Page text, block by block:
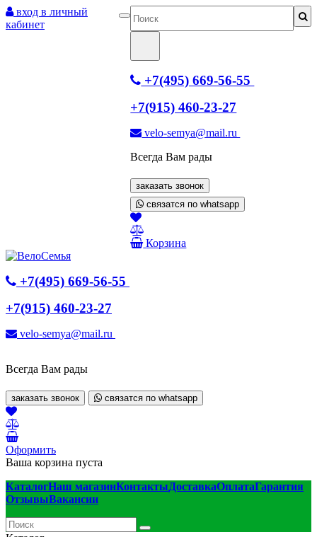
вход в личный
кабинет
+7(495) 669-56-55
+7(915) 460-23-27
velo-semya@mail.ru
Всегда Вам рады
заказать звонок
связатся по whatsapp
Корзина
+7(495) 669-56-55
+7(915) 460-23-27
velo-semya@mail.ru
Всегда Вам рады
заказать звонок связатся по whatsapp
Оформить
Ваша корзина пуста
КаталогНаш магазинКонтактыДоставкаОплатаГарантия
ОтзывыВакансии